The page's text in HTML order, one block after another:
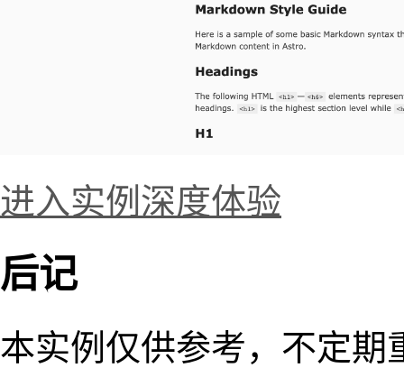
进入实例深度体验
后记
本实例仅供参考，不定期